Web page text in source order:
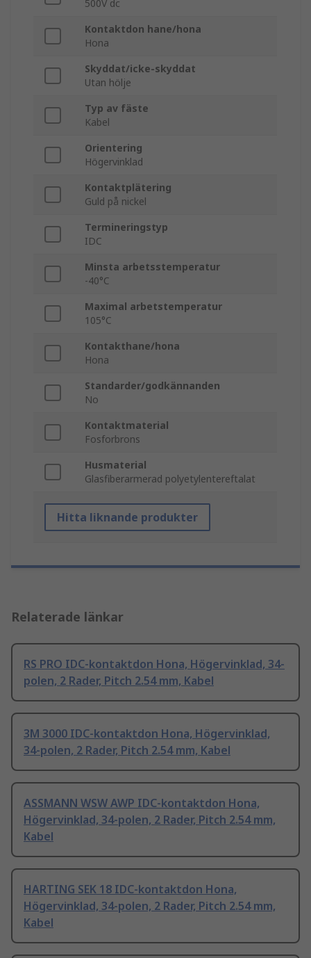
500V dc
Kontaktdon hane/hona
Hona
Skyddat/icke-skyddat
Utan hölje
Typ av fäste
Kabel
Orientering
Högervinklad
Kontaktplätering
Guld på nickel
Termineringstyp
IDC
Minsta arbetsstemperatur
-40°C
Maximal arbetstemperatur
105°C
Kontakthane/hona
Hona
Standarder/godkännanden
No
Kontaktmaterial
Fosforbrons
Husmaterial
Glasfiberarmerad polyetylentereftalat
Hitta liknande produkter
Relaterade länkar
RS PRO IDC-kontaktdon Hona, Högervinklad, 34-
polen, 2 Rader, Pitch 2.54 mm, Kabel
3M 3000 IDC-kontaktdon Hona, Högervinklad,
34-polen, 2 Rader, Pitch 2.54 mm, Kabel
ASSMANN WSW AWP IDC-kontaktdon Hona,
Högervinklad, 34-polen, 2 Rader, Pitch 2.54 mm,
Kabel
HARTING SEK 18 IDC-kontaktdon Hona,
Högervinklad, 34-polen, 2 Rader, Pitch 2.54 mm,
Kabel